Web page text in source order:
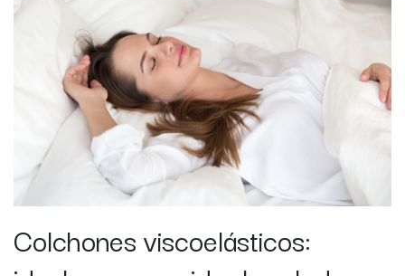
Colchones viscoelásticos: